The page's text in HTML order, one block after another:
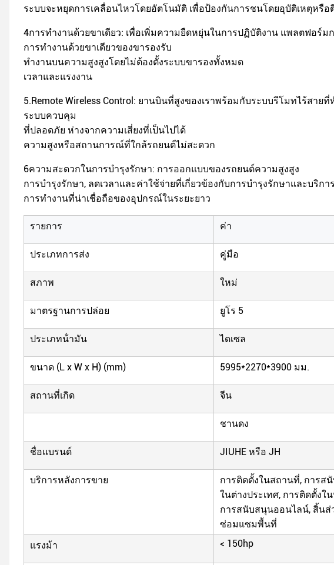
ระบบจะหยุดการเคลื่อนไหวโดยอัตโนมัติ เพื่อป้องกันการชนโดยอุบัติเหตุหรือ
4การทํางานด้วยขาเดียว: เพื่อเพิ่มความยืดหยุ่นในการปฏิบัติงาน แพลตฟอร์ม
การทํางานด้วยขาเดียวของขารองรับ
ทํางานบนความสูงสูงโดยไม่ต้องตั้งระบบขารองทั้งหมด
เวลาและแรงงาน
5.Remote Wireless Control: ยานบินที่สูงของเราพร้อมกับระบบรีโมทไร้สาย
ระบบควบคุม
ที่ปลอดภัย ห่างจากความเสี่ยงที่เป็นไปได้
ความสูงหรือสถานการณ์ที่ใกล้รถยนต์ไม่สะดวก
6ความสะดวกในการบํารุงรักษา: การออกแบบของรถยนต์ความสูงสูง
การบํารุงรักษา, ลดเวลาและค่าใช้จ่ายที่เกี่ยวข้องกับการบํารุงรักษาและบริการ
การทํางานที่น่าเชื่อถือของอุปกรณ์ในระยะยาว
รายการ ค่า
ประเภทการส่ง คู่มือ
สภาพ ใหม่
มาตรฐานการปล่อย ยูโร 5
ประเภทน้ํามัน ไดเซล
ขนาด (L x W x H) (mm) 5995*2270*3900 มม.
สถานที่เกิด จีน
ชานดง
ชื่อแบรนด์ JIUHE หรือ JH
บริการหลังการขาย
การติดตั้งในสถานที่, การส
ในต่างประเทศ, การติดตั้ง
การสนับสนุนออนไลน์, สิ้นส่
ซ่อมแซมพื้นที่
แรงม้า
< 150hp